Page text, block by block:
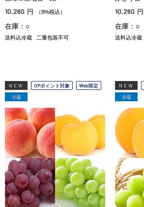
10,260 円 （8%税込）
在庫：○
送料込冷蔵 二重包装不可
10,260 円
在庫：○
送料込冷蔵
NEW OPポイント対象
Web限定
冷蔵
NEW
冷蔵